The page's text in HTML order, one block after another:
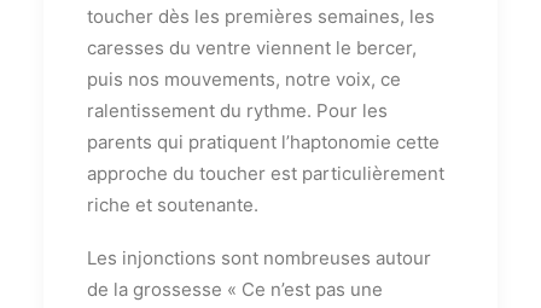
toucher dès les premières semaines, les
caresses du ventre viennent le bercer,
puis nos mouvements, notre voix, ce
ralentissement du rythme. Pour les
parents qui pratiquent l’haptonomie cette
approche du toucher est particulièrement
riche et soutenante.
Les injonctions sont nombreuses autour
de la grossesse « Ce n’est pas une